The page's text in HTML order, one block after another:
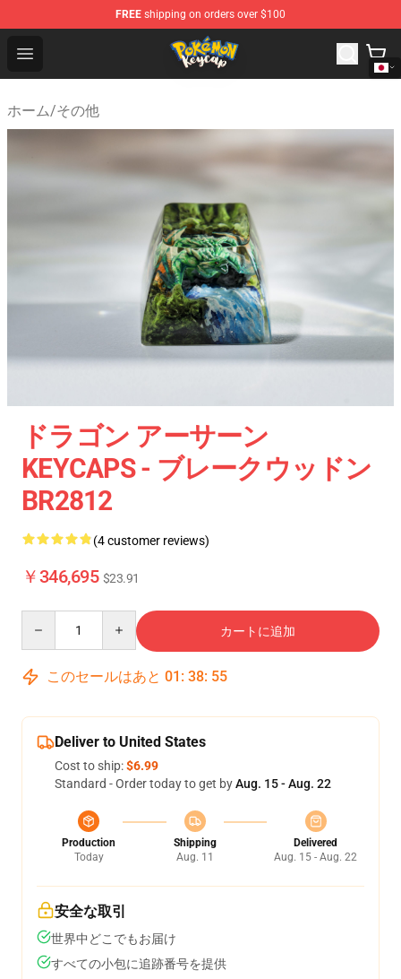
FREE shipping on orders over $100
Open menu
Pokemon Keycap Shop - The Best Store of Pokemon
ホーム/その他
ドラゴン アーサーン
KEYCAPS - ブレークウッドン
BR2812
(4 customer reviews)
￥346,695 $23.91
カートに追加
このセールはあと 01 : 38: 54
Deliver to United States
Cost to ship:$6.99
Standard - Order today to get byAug. 15 - Aug. 22
Production
Today
Shipping
Aug. 11
Delivered
Aug. 15 - Aug. 22
安全な取引
世界中どこでもお届け
すべての小包に追跡番号を提供